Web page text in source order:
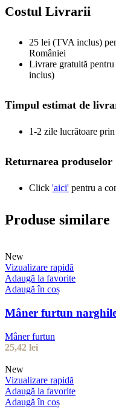
Costul Livrarii
25 lei (TVA inclus)
României
Livrare gratuită
inclus)
Timpul estimat de
1-2 zile lucrătoare
Returnarea produselor
Click 'aici' pentru a
Produse similare
New
Vizualizare rapidă
Adaugă la favorite
Adaugă în coș
Mâner furtun
Mâner furtun
25,42 lei
New
Vizualizare rapidă
Adaugă la favorite
Adaugă în coș